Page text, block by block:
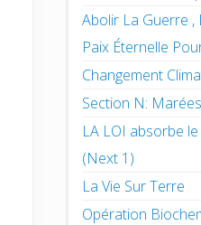
Abolir La Guerre
Paix Éternelle
Changement
Section N:
LA LOI absorbe
(Next 1)
La Vie Sur Terre
Opération